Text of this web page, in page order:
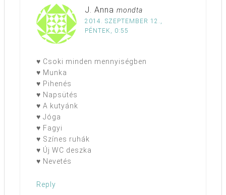
J. Anna mondta
2014. SZEPTEMBER 12.,
PÉNTEK, 0:55
♥ Csoki minden mennyiségben
♥ Munka
♥ Pihenés
♥ Napsütés
♥ A kutyánk
♥ Jóga
♥ Fagyi
♥ Színes ruhák
♥ Új WC deszka
♥ Nevetés
Reply